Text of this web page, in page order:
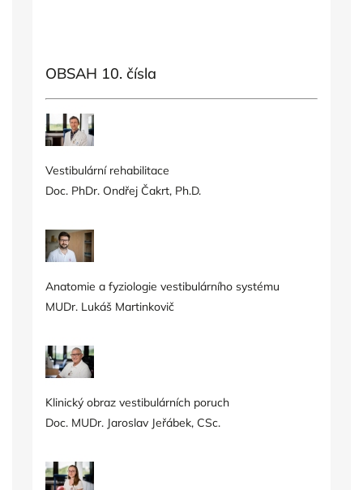
OBSAH 10. čísla
Vestibulární rehabilitace
Doc. PhDr. Ondřej Čakrt, Ph.D.
Anatomie a fyziologie vestibulárního systému
MUDr. Lukáš Martinkovič
Klinický obraz vestibulárních poruch
Doc. MUDr. Jaroslav Jeřábek, CSc.